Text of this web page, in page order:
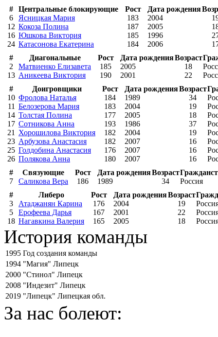
# Центральные блокирующие Рост Дата рождения
6
Ясницкая Мария 183 2004
12 Кокоза Полина 187 2005
16 Юшкова Виктория 185 1996
24 Катасонова Екатерина 184 2006
#
Диагональные Рост Дата рожденияВозраст
2
Матвиенко Елизавета 185 2005 18
13 Аникеева Виктория 190 2001 22
#
Доигровщики Рост Дата рожденияВозраст
10 Фролова Наталья 184 1989 34
11 Белозерова Мария 183 2004 19
14 Толстая Полина 177 2005 18
17 Сотникова Анна 193 1986 37
21
Хорошилова Виктория 182 2004 19
23 Арбузова Анастасия 182 2007 16
25 Голдобина Анастасия 176 2007 16
26 Полякова Анна 180 2007 16
#
Связующие Рост Дата рожденияВозраст
7
Саликова Вера 186 1989 34
Россия
#
Либеро Рост Дата рожденияВозраст
3
Атаджанян Карина 176 2004 19
5
Ерофеева Дарья 167 2001 22
18 Нагавкина Валерия 165 2005 18
История команды
1995 Год создания команды
1994 "Магия" Липецк
2000 "Стинол" Липецк
2008 "Индезит" Липецк
2019 "Липецк" Липецкая обл.
За нас болеют: